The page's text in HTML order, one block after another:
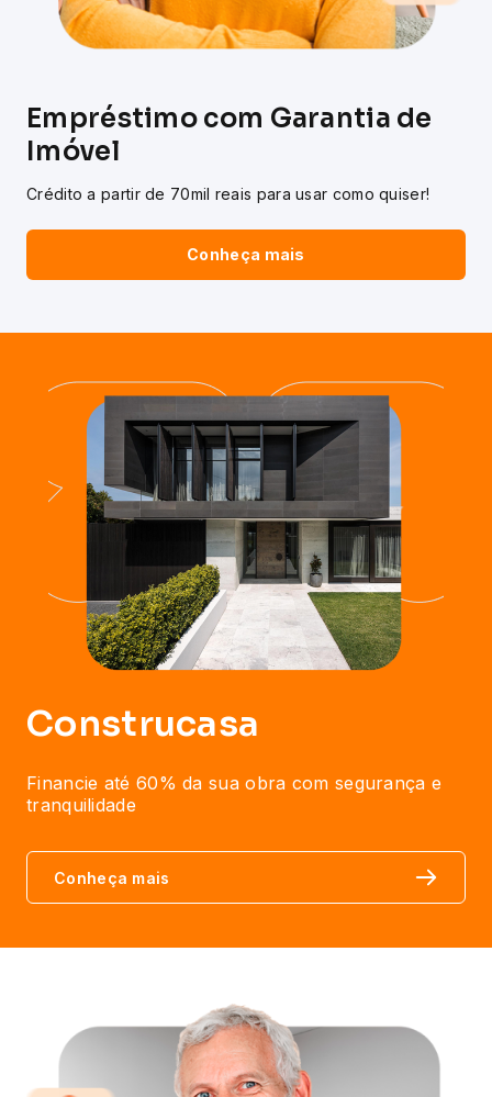
Empréstimo com Garantia de
Imóvel
Crédito a partir de 70mil reais para usar como quiser!
Conheça mais
Construcasa
Financie até 60% da sua obra com segurança e
tranquilidade
Conheça mais